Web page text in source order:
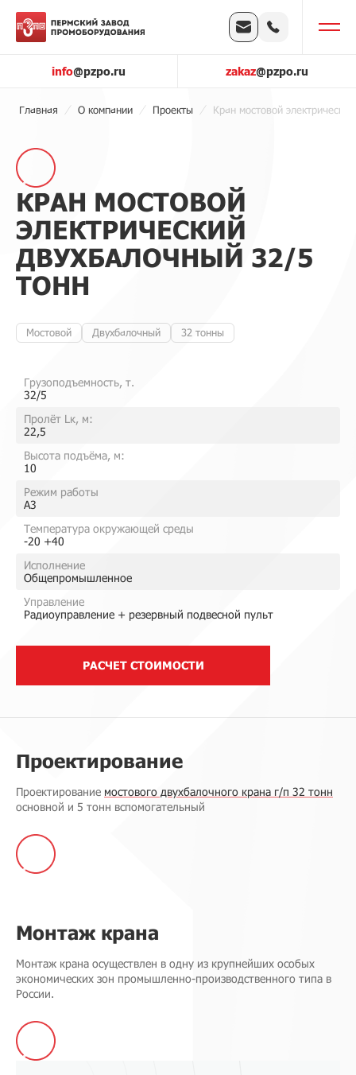
info@pzpo.ru zakaz@pzpo.ru
Главная О компании Проекты Кран мостовой
КРАН МОСТОВОЙ
ЭЛЕКТРИЧЕСКИЙ
ДВУХБАЛОЧНЫЙ 32/5
ТОНН
Мостовой Двухбалочный 32 тонны
Грузоподъемность, т.
32/5
Пролёт Lк, м:
22,5
Высота подъёма, м:
10
Режим работы
A3
Температура окружающей среды
-20 +40
Исполнение
Общепромышленное
Управление
Радиоуправление + резервный подвесной пульт
РАСЧЕТ СТОИМОСТИ
Проектирование
Проектирование мостового двухбалочного крана г/п 32 тонн
основной и 5 тонн вспомогательный
Монтаж крана
Монтаж крана осуществлен в одну из крупнейших особых
экономических зон промышленно-производственного типа в
России.